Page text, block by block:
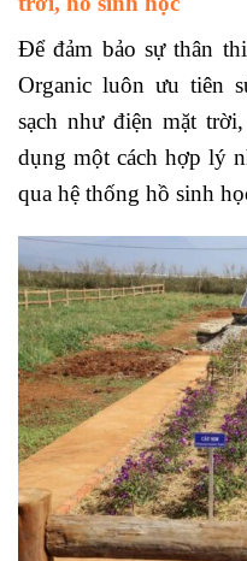
Để đảm bảo sự thân
Organic luôn ưu tiên
sạch như điện mặt
dụng một cách hợp lý
qua hệ thống hồ sinh